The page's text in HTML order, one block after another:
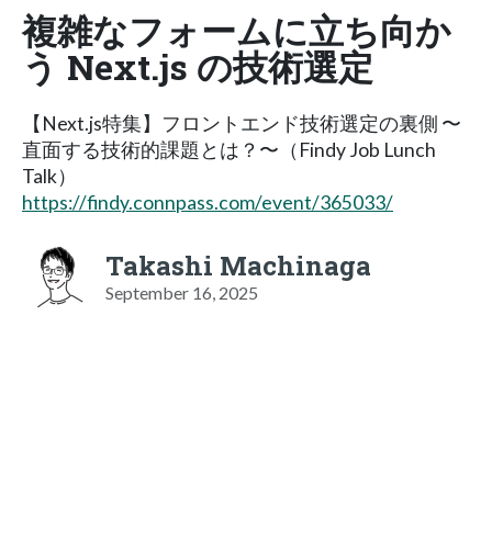
複雑なフォームに立ち向か
う Next.js の技術選定
【Next.js特集】フロントエンド技術選定の裏側 〜
直面する技術的課題とは？〜（Findy Job Lunch
Talk）
https://findy.connpass.com/event/365033/
Takashi Machinaga
September 16, 2025